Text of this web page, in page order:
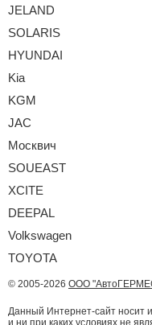
JELAND
SOLARIS
HYUNDAI
Kia
KGM
JAC
Москвич
SOUEAST
XCITE
DEEPAL
Volkswagen
TOYOTA
© 2005-2026 ООО
Данный Интернет-сайт носит
и ни при каких условиях не